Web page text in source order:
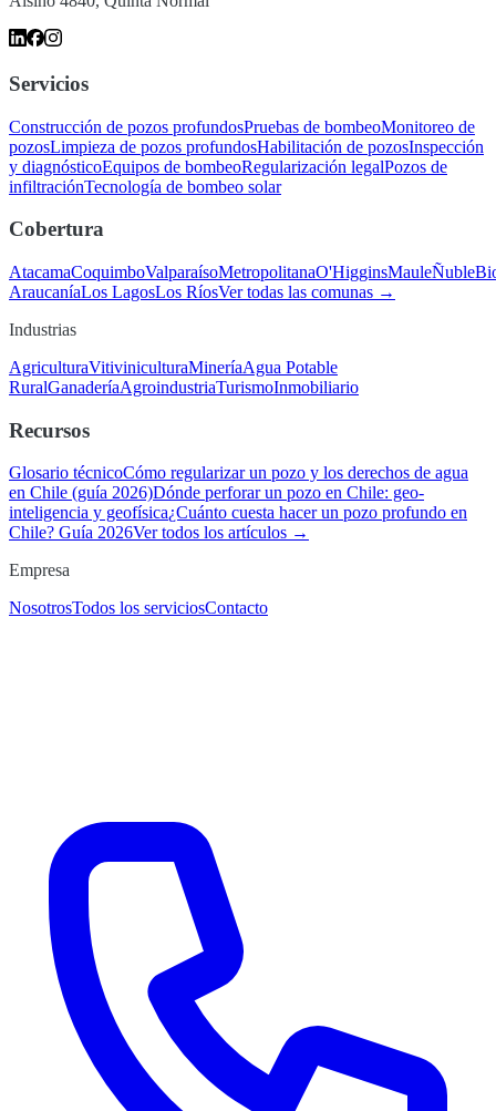
Servicios
Construcción de pozos profundosPruebas de bombeoMonitoreo de
pozosLimpieza de pozos profundosHabilitación de pozosInspección
y diagnósticoEquipos de bombeoRegularización legalPozos de
infiltraciónTecnología de bombeo solar
Cobertura
AtacamaCoquimboValparaísoMetropolitanaO'HigginsMauleÑuble
AraucaníaLos LagosLos RíosVer todas las comunas →
Industrias
AgriculturaVitiviniculturaMineríaAgua Potable
RuralGanaderíaAgroindustriaTurismoInmobiliario
Recursos
Glosario técnicoCómo regularizar un pozo y los derechos de agua
en Chile (guía 2026)Dónde perforar un pozo en Chile: geo-
inteligencia y geofísica¿Cuánto cuesta hacer un pozo profundo en
Chile? Guía 2026Ver todos los artículos →
Empresa
NosotrosTodos los serviciosContacto